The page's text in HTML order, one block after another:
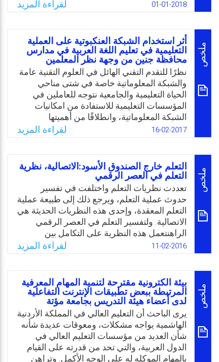
WhatsApp
Facebook
Twitter
Email
الرقمية في العملية التعليمية مما دعاها إلى
التفكير في اجراء دراسة تحليلية حول الموضوع
لتحديد اجابات عن الاسئلة البحثية التالية: 1. ما
أسس وآلية عمل إنترنت الأشياء بالعملية التعليمية
بجامعة الطائف؟ 2. ما واقع توظيف إنترنت
الأشياء الرقمية في العملية التعليمية بجامعة
الطائف؟
WhatsApp
Facebook
Twitter
Email
01-01-2018 لقراءة المزيد
ملخص
أثر استخدام الشبكة العنكبوتية على العملية
التعليمية في تعليم اللغة العربية في مدارس
محافظة جنين من وجهة نظر المعلمين
نظرًا للتقدم التقني الهائل في العلوم التقنية عامة
والشبكة المعلوماتية خاصة في شتى مناحي
الحياة التعليمية والجامعية نتوجه للعاملين في
المؤسسات التعليمية للاستفادة من امكانيات
الشبكة المعلوماتية، وانطلاقًا من أهميتها
للمعلومات وتوظيفها في عملية البحث العلمي،
خاصة وأننا نعيش عصر ثورة المعلومات والانفجار
المعلوماتي الهائل، وعليه ارتأى الباحث دراسة
المشكلة والتي تتمحور حول التساؤل الرئيس
الآتي: ما أثر استخدام الشبكة العنكبوتية على
العملية التعليمية في تعليم اللغة العربية في
مدارس محافظة جنين من وجهة نظر المعلمين؟
WhatsApp
Facebook
Twitter
Email
16-02-2017 لقراءة المزيد
ملخص
التعلم خارج الصندوق الأسود:الاتصالية، نظرية
التعلم في العصر الرقمي
تعددت نظريات التعلم واختلفت في تفسير
حدوث عملية التعلم، ويرجع ذلك إلى طبيعة عملية
التعلم المعقدة، وإحدى هذه النظريات الحديثة هي
الاتصالية. ولتفسير التعلم في العصر الرقمي
الراهنتعمل هذه النظرية على التكامل بين
التطبيقات التربوية لمبادئ نظرية الفوضى،
ونظرية الشبكاتونظرية التعقيد ونظرية التنظيم
الذاتي. وتفترض هذه النظرية أن المعرفة موزعة
على شبكات وأن كل شبكة مكوّنة من
عقدتينمرتبطتين على الأقل،ولا يتم تحصيل
المعرفةإلا ببناء معرفة جديدة لدى الفرد. ولتكون
شخصًا متعلمًا يعني أن لديك القدرة على أن ترى
تلك الصلات بين مصادر المعلومات المختلفة
(الشبكات) والتي تمكنك من فهم العالم من
حولك. وهذا ما يؤكدهالتعلم الحاصل اليوم بين
الناس عبر التواصل مع الآخرين من خلال وسائل
11-02-2016 لقراءة المزيد
ملخص
بيئة الكترونية مقترحة لتنمية المهام المعرفية
المرتبطة ببعض تطبيقات الإنترنت التفاعلية
لدى أعضاء هيئة التدريس بجامعة مؤتة
يرى الباحث أن التعليم العالي في المملكة الأردنية
الهاشمية يواجه مشكلات، ومعوقات عديدة شأنه
شأن العديد من مؤسسات التعليم العالي في
الدول العربية، والتي تحد من قدرته على القيام
بالمهام الموكله له على الوجه الأكمل. وتراهن